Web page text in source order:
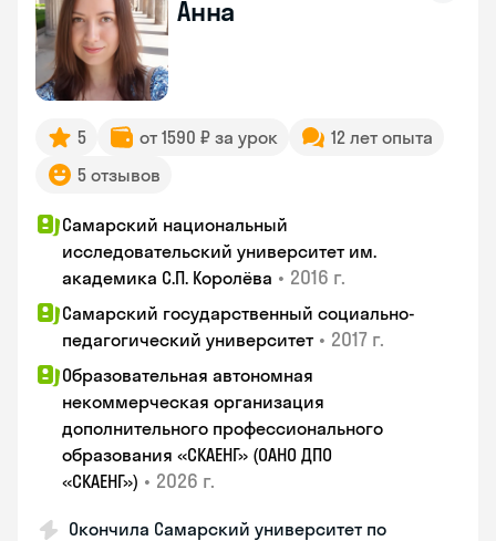
Анна
5 от 1590 ₽ за урок
12 лет опыта
5 отзывов
Самарский национальный
исследовательский университет им.
академика С.П. Королёва • 2016 г.
Самарский государственный социально-
педагогический университет • 2017 г.
Образовательная автономная
некоммерческая организация
дополнительного профессионального
образования «СКАЕНГ» (ОАНО ДПО
«СКАЕНГ») • 2026 г.
Окончила Самарский университет по